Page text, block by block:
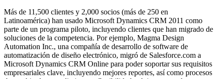
Más de 11,500 clientes y 2,000 socios (más de 250 en
Latinoamérica) han usado Microsoft Dynamics CRM 2011 como
parte de un programa piloto, incluyendo clientes que han migrado de
soluciones de la competencia. Por ejemplo, Magma Design
Automation Inc., una compañía de desarrollo de software de
automatización de diseño electrónico, migró de Salesforce.com a
Microsoft Dynamics CRM Online para poder soportar sus requisitos
empresariales clave, incluyendo mejores reportes, así como procesos